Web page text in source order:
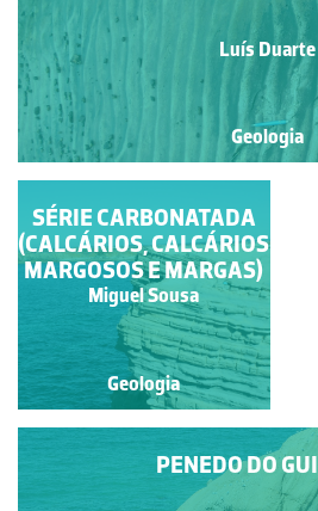
Luís Duarte
Geologia
LAMINAÇÃO
PARALELA
Miguel Sousa
Geologia
PENEDO DO
SÉRIE CARBONATADA
(CALCÁRIOS, CALCÁRIOS
MARGOSOS E MARGAS)
Miguel Sousa
Geologia